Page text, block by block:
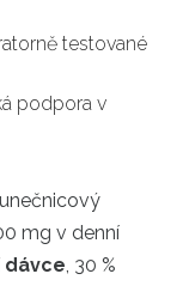
testované
podpora v
mg v denní
dávce, 30 %